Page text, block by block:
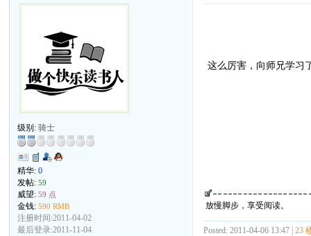
级别:骑士
精华:0
发帖:59
威望:59 点
金钱:590 RMB
注册时间:2011-04-02
最后登录:2011-11-04
这么厉害，向师兄学习
放慢脚步，享受阅读。
Posted: 2011-04-06 13:47 |23